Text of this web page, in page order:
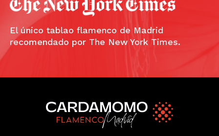
El único tablao flamenco de Madrid
recomendado por The New York Times.